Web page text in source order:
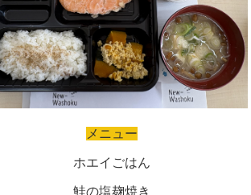
メニュー
ホエイごはん
鮭の塩麹焼き